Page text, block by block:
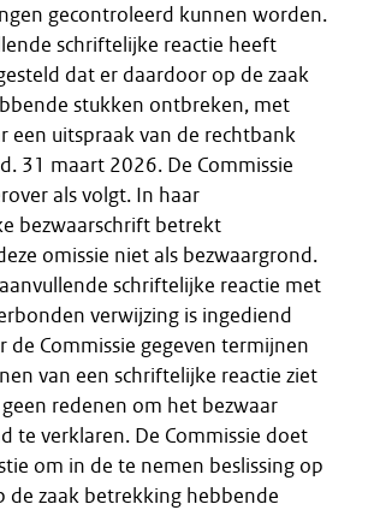
gecontroleerd kunnen worden.
schriftelijke reactie heeft
dat er daardoor op de zaak
stukken ontbreken, met
een uitspraak van de rechtbank
31 maart 2026. De Commissie
als volgt. In haar
bezwaarschrift betrekt
omissie niet als bezwaargrond.
schriftelijke reactie met
verwijzing is ingediend
de Commissie gegeven termijnen
van een schriftelijke reactie ziet
redenen om het bezwaar
te verklaren. De Commissie doet
om in de te nemen beslissing op
de zaak betrekking hebbende